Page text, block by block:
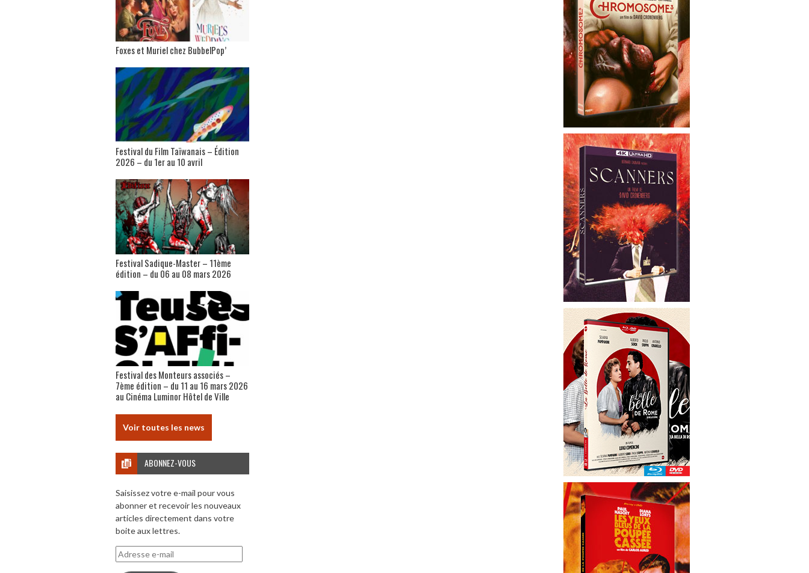
Foxes et Muriel chez BubbelPop’
Festival du Film Taïwanais – Édition
2026 – du 1er au 10 avril
Festival Sadique-Master – 11ème
édition – du 06 au 08 mars 2026
Festival des Monteurs associés –
7ème édition – du 11 au 16 mars 2026
au Cinéma Luminor Hôtel de Ville
Voir toutes les news
ABONNEZ-VOUS
Saisissez votre e-mail pour vous
abonner et recevoir les nouveaux
articles directement dans votre
boite aux lettres.
Adresse
e-